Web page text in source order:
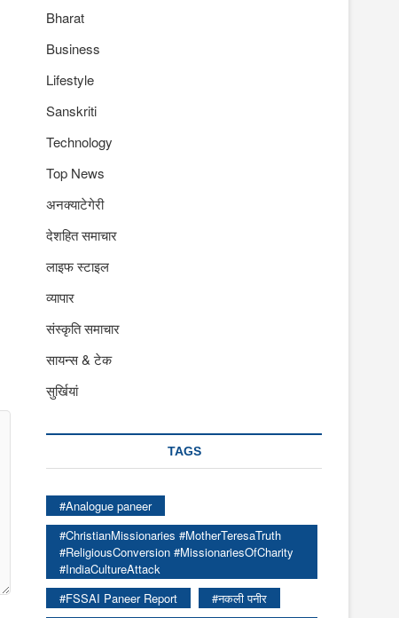
Bharat
Business
Lifestyle
Sanskriti
Technology
Top News
अनक्याटेगेरी
देशहित समाचार
लाइफ स्टाइल
व्यापार
संस्कृति समाचार
सायन्स & टेक
सुर्खियां
TAGS
#Analogue paneer
#ChristianMissionaries #MotherTeresaTruth
#ReligiousConversion #MissionariesOfCharity
#IndiaCultureAttack
#FSSAI Paneer Report
#नकली पनीर